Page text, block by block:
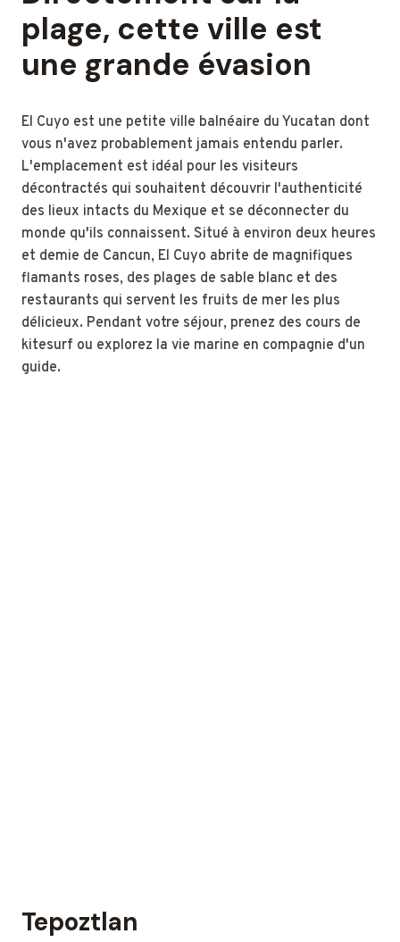
plage, cette ville est
une grande évasion
El Cuyo est une petite ville balnéaire du Yucatan dont
vous n'avez probablement jamais entendu parler.
L'emplacement est idéal pour les visiteurs
décontractés qui souhaitent découvrir l'authenticité
des lieux intacts du Mexique et se déconnecter du
monde qu'ils connaissent. Situé à environ deux heures
et demie de Cancun, El Cuyo abrite de magnifiques
flamants roses, des plages de sable blanc et des
restaurants qui servent les fruits de mer les plus
délicieux. Pendant votre séjour, prenez des cours de
kitesurf ou explorez la vie marine en compagnie d'un
guide.
Tepoztlan